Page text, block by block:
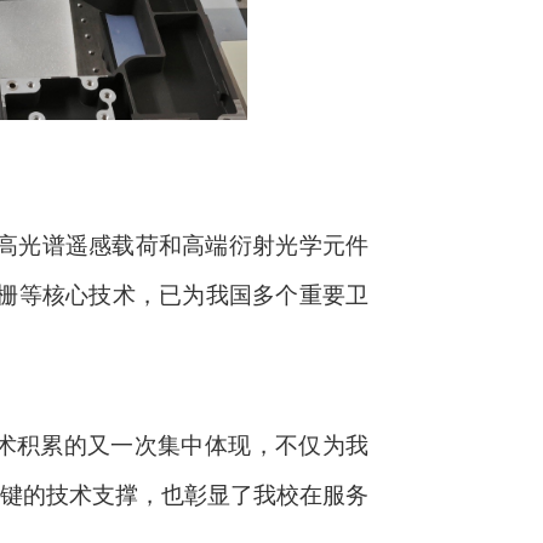
光谱遥感载荷和高端衍射光学元件
等核心技术，已为我国多个重要卫
积累的又一次集中体现，不仅为我
的技术支撑，也彰显了我校在服务